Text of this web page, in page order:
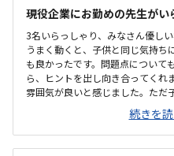
現役企業にお勤めの先生がい
3名いらっしゃり、みなさん優し
うまく動くと、子供と同じ気持ち
も良かったです。問題点について
ら、ヒントを出し向き合ってくれ
雰囲気が良いと感じました。ただ
の上に「教科書とキットをどこに
かけてくださり、そこから自分で
ントをいただきながら、自分で教
駅近くですが、静かな環境です。
続きを